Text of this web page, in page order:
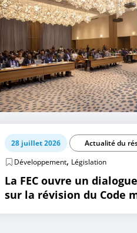
28 juillet 2026
Actualité du
Développement, Législation
La FEC ouvre un
sur la révision du Code